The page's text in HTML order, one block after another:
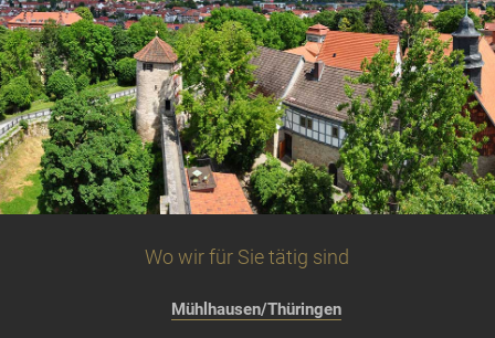
Wo wir für Sie tätig sind
Mühlhausen/Thüringen